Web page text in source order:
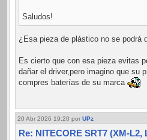
Saludos!
¿Esa pieza de plástico no se podrá
Es cierto que con esa pieza evitas
dañar el driver,pero imagino que su
compres baterías de su marca
20 Abr 2026 19:20 por UPz
Re: NITECORE SRT7 (XM-L2,